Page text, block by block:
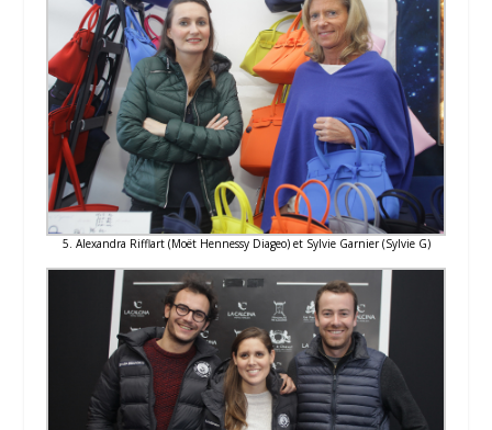
5. Alexandra Rifflart (Moët Hennessy Diageo) et Sylvie Garnier (Sylvie G)